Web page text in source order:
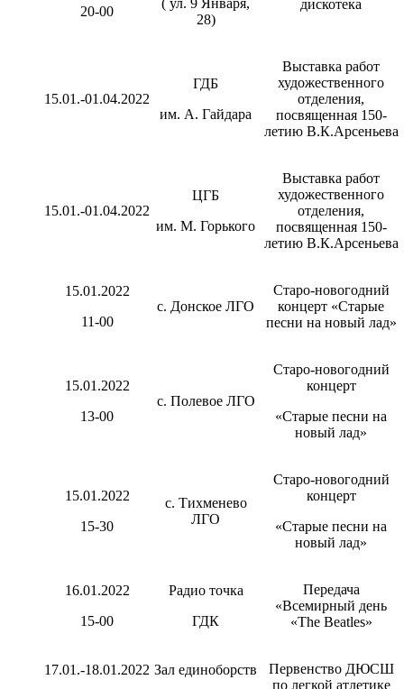
20-00
( ул. 9 Января,
28)
дискотека
15.01.-01.04.2022
ГДБ
им. А. Гайдара
Выставка работ
художественного
отделения,
посвященная 150-
летию В.К.Арсеньева
15.01.-01.04.2022
ЦГБ
им. М. Горького
Выставка работ
художественного
отделения,
посвященная 150-
летию В.К.Арсеньева
15.01.2022
11-00
с. Донское ЛГО
Старо-новогодний
концерт «Старые
песни на новый лад»
15.01.2022
13-00
с. Полевое ЛГО
Старо-новогодний
концерт
«Старые песни на
новый лад»
15.01.2022
15-30
с. Тихменево
ЛГО
Старо-новогодний
концерт
«Старые песни на
новый лад»
16.01.2022
15-00
Радио точка
ГДК
Передача
«Всемирный день
«The Вeatles»
17.01.-18.01.2022 Зал единоборств
Первенство ДЮСШ
по легкой атлетике